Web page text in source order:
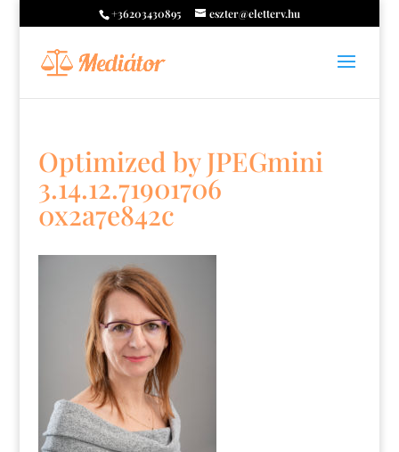
+36203430895 eszter@eletterv.hu
Optimized by JPEGmini
3.14.12.71901706
0x2a7e842c